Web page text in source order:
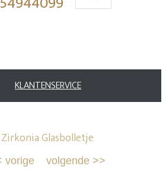
KLANTENSERVICE
Glasbolletje
volgende >>
vorige